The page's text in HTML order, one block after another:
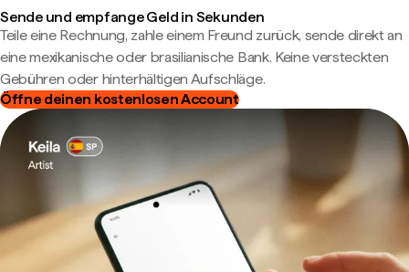
Sende und empfange Geld in Sekunden
Teile eine Rechnung, zahle einem Freund zurück, sende direkt an
eine mexikanische oder brasilianische Bank. Keine versteckten
Gebühren oder hinterhältigen Aufschläge.
Öffne deinen kostenlosen Account